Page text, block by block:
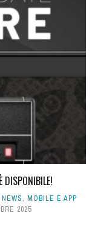
DISPONIBILE!
, MOBILE E APP
2025